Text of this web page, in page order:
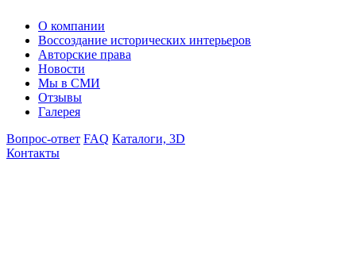
О компании
Воссоздание исторических интерьеров
Авторские права
Новости
Мы в СМИ
Отзывы
Галерея
Вопрос-ответ FAQ Каталоги, 3D
Контакты